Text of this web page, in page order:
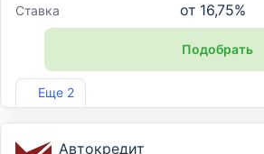
Еще 2
Ставка от 16,75%
Подобрать
Лиц. №2490
Автокредит